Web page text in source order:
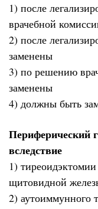
1) после
врачебной
2) после
заменены
3) по решению
заменены
4) должны быть
Периферический
вследствие
1)
щитовидной
2) аутоиммунного